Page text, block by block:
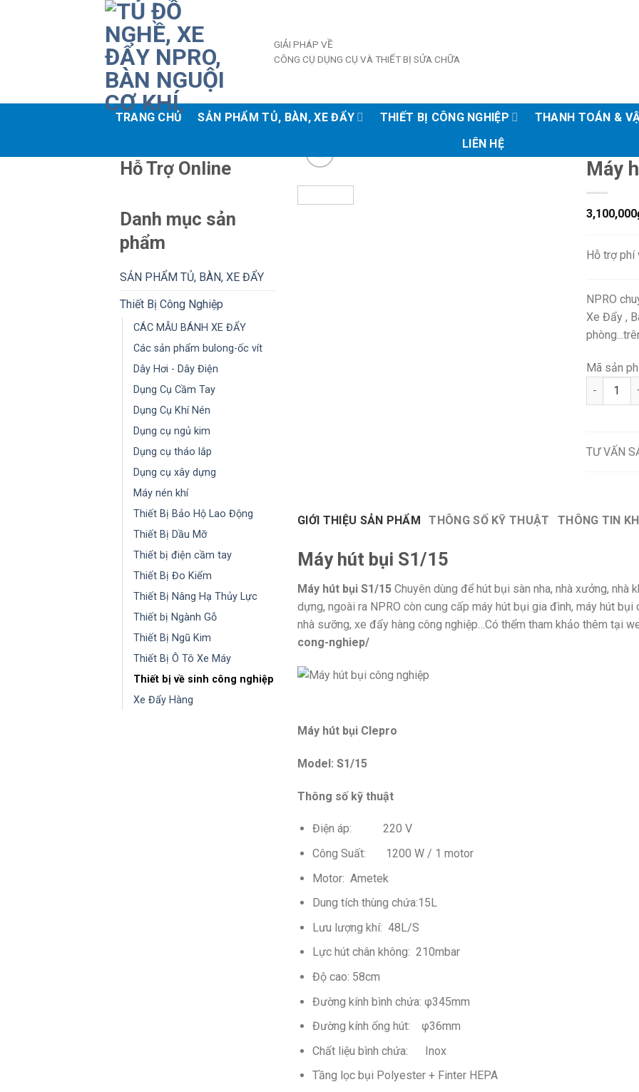
GIẢI PHÁP VỀ
CÔNG CỤ DỤNG CỤ VÀ THIẾT BỊ SỬA CHỮA
TRANG CHỦ SẢN PHẨM TỦ, BÀN, XE ĐẨY THIẾT BỊ CÔNG NGHIỆP
THANH TOÁN &
LIÊN HỆ
Hỗ Trợ Online
Danh mục sản
phẩm
SẢN PHẨM TỦ, BÀN, XE ĐẨY
Thiết Bị Công Nghiệp
CÁC MẪU BÁNH XE ĐẨY
Các sản phẩm bulong-ốc vít
Dây Hơi - Dây Điện
Dụng Cụ Cầm Tay
Dụng Cụ Khí Nén
Dụng cụ ngủ kim
Dụng cụ tháo lắp
Dụng cụ xây dựng
Máy nén khí
Thiết Bị Bảo Hộ Lao Động
Thiết Bị Dầu Mỡ
Thiết bị điện cầm tay
Thiết Bị Đo Kiểm
Thiết Bị Nâng Hạ Thủy Lực
Thiết bị Ngành Gỗ
Thiết Bị Ngũ Kim
Thiết Bị Ô Tô Xe Máy
Thiết bị về sinh công nghiệp
Xe Đẩy Hàng
Máy
3,100,000
Hỗ trợ phí
NPRO
Xe Đẩy ,
Mã sản
Máy hút
TƯ VẤN
GIỚI THIỆU SẢN PHẨM THÔNG SỐ KỸ THUẬT THÔNG TIN
Máy hút bụi S1/15
Máy hút bụi S1/15 Chuyên dùng để hút bụi sàn nha, nhà xưởng, nhà
dựng, ngoài ra NPRO còn cung cấp máy hút bụi gia đình, máy hút
nhà sưỡng, xe đẩy hàng công nghiệp…Có thểm tham khảo thêm tại
cong-nghiep/
Máy hút bụi Clepro
Model: S1/15
Thông số kỹ thuật
Điện áp: 220 V
Công Suất: 1200 W / 1 motor
Motor: Ametek
Dung tích thùng chứa:15L
Lưu lượng khí: 48L/S
Lực hút chân không: 210mbar
Độ cao: 58cm
Đường kính bình chứa: φ345mm
Đường kính ống hút: φ36mm
Chất liệu bình chứa: Inox
Tầng lọc bụi Polyester + Finter HEPA